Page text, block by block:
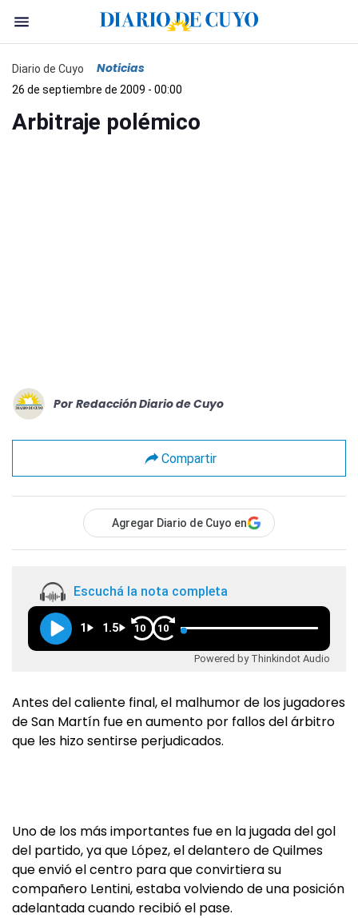
Diario de Cuyo Noticias
26 de septiembre de 2009 - 00:00
Arbitraje polémico
Por Redacción Diario de Cuyo
Compartir
Agregar Diario de Cuyo en
Escuchá la nota completa
1 1.5 10 10
Powered by Thinkindot Audio
Antes del caliente final, el malhumor de los jugadores
de San Martín fue en aumento por fallos del árbitro
que les hizo sentirse perjudicados.
Uno de los más importantes fue en la jugada del gol
del partido, ya que López, el delantero de Quilmes
que envió el centro para que convirtiera su
compañero Lentini, estaba volviendo de una posición
adelantada cuando recibió el pase.